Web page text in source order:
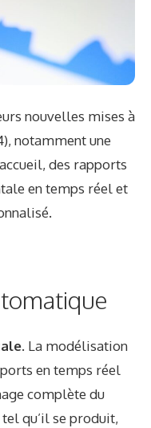
nouvelles mises à
notamment une
des rapports
en temps réel et
La modélisation
en temps réel
complète du
qu’il se produit,